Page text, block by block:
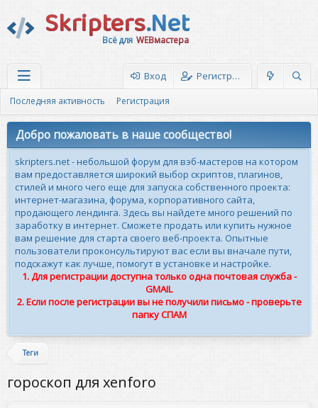
Skripters.Net
Всё для WEBмастера
Вход Регистрация
Последняя активность Регистрация
Добро пожаловать в наше сообщество!
skripters.net - небольшой форум для вэб-мастеров на котором
вам предоставляется широкий выбор скриптов, плагинов,
стилей и много чего еще для запуска собственного проекта:
интернет-магазина, форума, корпоративного сайта,
продающего лендинга. Здесь вы найдете много решений по
заработку в интернет. Сможете продать или купить нужное
вам решение для старта своего веб-проекта. Опытные
пользователи проконсультируют вас если вы вначале пути,
подскажут как лучше, помогут в установке и настройке.
1. Для регистрации доступна только одна почтовая служба -
GMAIL
2. Если после регистрации вы не получили письмо - проверьте
папку СПАМ
Теги
гороскоп для xenforo